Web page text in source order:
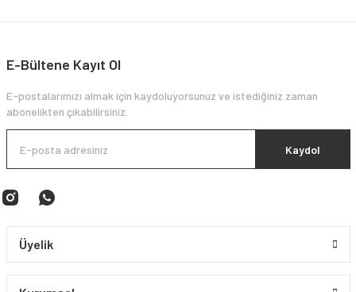
E-Bültene Kayıt Ol
E-postalarımızı almak için kaydoluyorsunuz ve istediğiniz zaman
abonelikten çıkabilirsiniz.
Kaydol
Üyelik